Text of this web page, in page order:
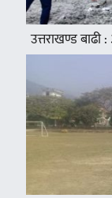
उत्तराखण्ड